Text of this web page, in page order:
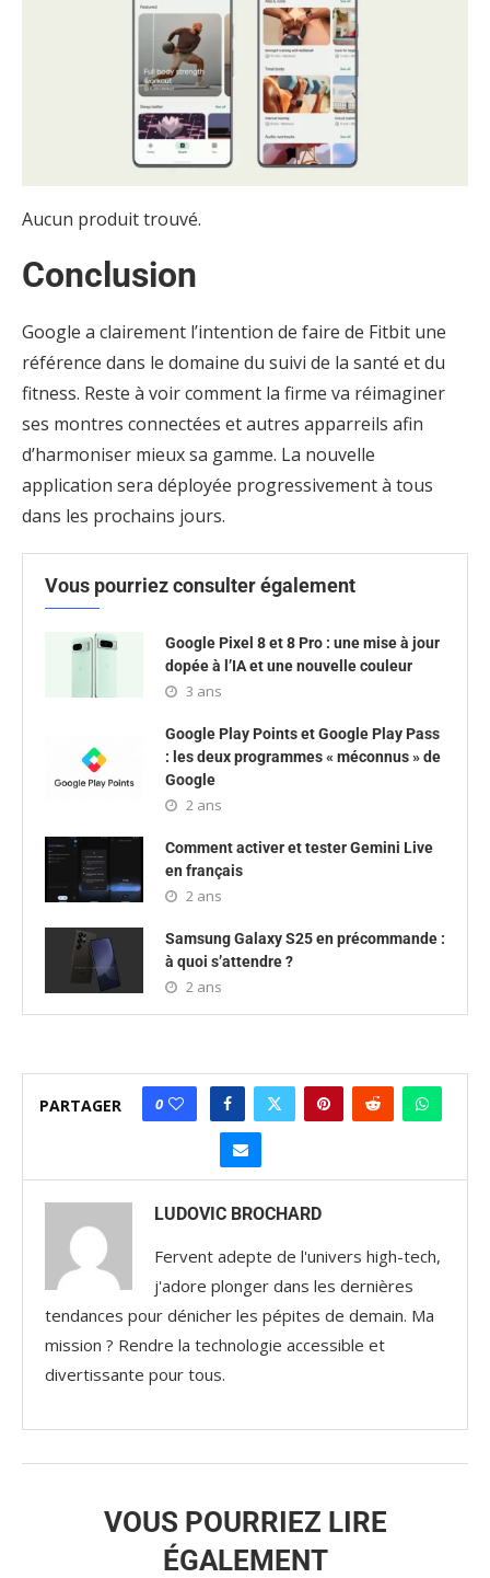
Aucun produit trouvé.
Conclusion
Google a clairement l’intention de faire de Fitbit une
référence dans le domaine du suivi de la santé et du
fitness. Reste à voir comment la firme va réimaginer
ses montres connectées et autres apparreils afin
d’harmoniser mieux sa gamme. La nouvelle
application sera déployée progressivement à tous
dans les prochains jours.
Vous pourriez consulter également
Google Pixel 8 et 8 Pro : une mise à jour
dopée à l’IA et une nouvelle couleur
3 ans
Google Play Points et Google Play Pass
: les deux programmes « méconnus » de
Google
2 ans
Comment activer et tester Gemini Live
en français
2 ans
Samsung Galaxy S25 en précommande :
à quoi s’attendre ?
2 ans
PARTAGER 0
LUDOVIC BROCHARD
Fervent adepte de l'univers high-tech,
j'adore plonger dans les dernières
tendances pour dénicher les pépites de demain. Ma
mission ? Rendre la technologie accessible et
divertissante pour tous.
VOUS POURRIEZ LIRE
ÉGALEMENT